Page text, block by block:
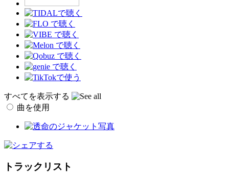
すべてを表示する
曲を使用
トラックリスト